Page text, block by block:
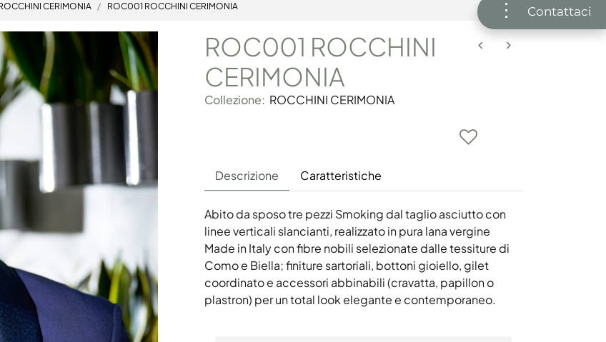
CERIMONIA ROC001 ROCCHINI CERIMONIA
ROC001 ROCCHINI
CERIMONIA
Collezione: ROCCHINI CERIMONIA
Descrizione Caratteristiche
Abito da sposo tre pezzi Smoking dal taglio asciutto con
linee verticali slancianti, realizzato in pura lana vergine
Made in Italy con fibre nobili selezionate dalle tessiture di
Como e Biella; finiture sartoriali, bottoni gioiello, gilet
coordinato e accessori abbinabili (cravatta, papillon o
plastron) per un total look elegante e contemporaneo.
Contattaci